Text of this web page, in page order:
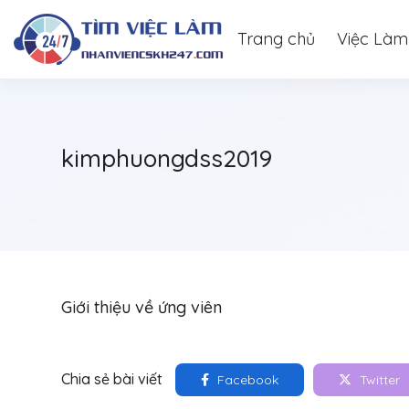
Trang chủ Việc Làm
kimphuongdss2019
Giới thiệu về ứng viên
Chia sẻ bài viết Facebook Twitter